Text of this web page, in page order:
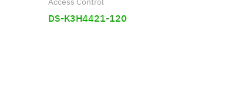
DS-K3H4421-120